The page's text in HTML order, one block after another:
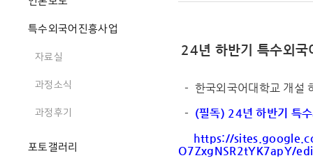
특수외국어진흥사업
자료실
과정소식
과정후기
포토갤러리
24년 하반기 특수외국
- 한국외국어대학교 개설
- (필독) 24년 하반기 특
https://
O7ZxgNSR2tYK7apY/